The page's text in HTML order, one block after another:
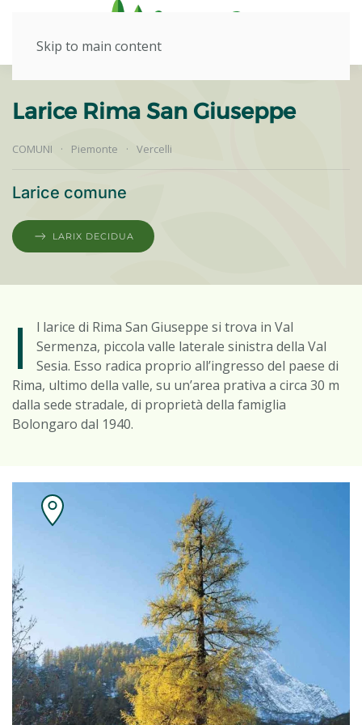
Skip to main content
Larice Rima San Giuseppe
COMUNI Piemonte Vercelli
Larice comune
LARIX DECIDUA
I
l larice di Rima San Giuseppe si trova in Val
Sermenza, piccola valle laterale sinistra della Val
Sesia. Esso radica proprio all’ingresso del paese di
Rima, ultimo della valle, su un’area prativa a circa 30 m
dalla sede stradale, di proprietà della famiglia
Bolongaro dal 1940.